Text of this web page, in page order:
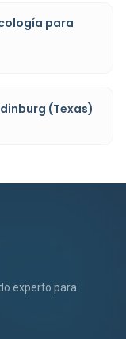
para
(Texas)
experto para